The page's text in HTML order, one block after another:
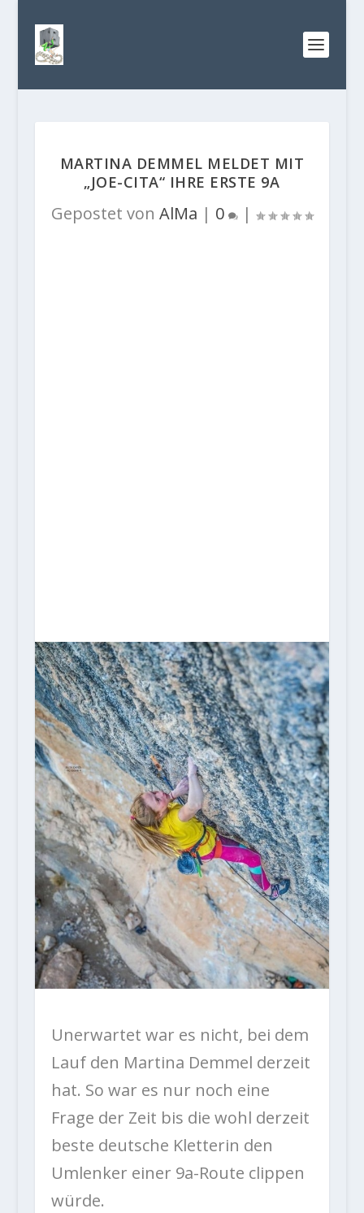
MARTINA DEMMEL MELDET MIT
„JOE-CITA“ IHRE ERSTE 9A
Gepostet von AlMa | 0 |
Unerwartet war es nicht, bei dem
Lauf den Martina Demmel derzeit
hat. So war es nur noch eine
Frage der Zeit bis die wohl derzeit
beste deutsche Kletterin den
Umlenker einer 9a-Route clippen
würde.